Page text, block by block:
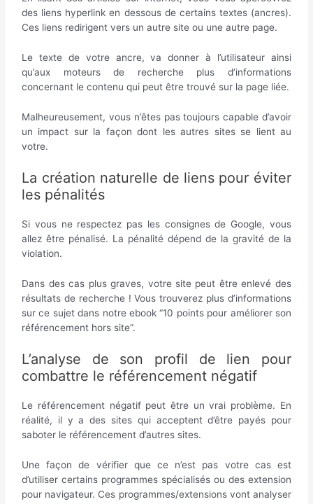
des liens hyperlink en dessous de certains textes (ancres).
Ces liens redirigent vers un autre site ou une autre page.
Le texte de votre ancre, va donner à l’utilisateur ainsi
qu’aux moteurs de recherche plus d’informations
concernant le contenu qui peut être trouvé sur la page liée.
Malheureusement, vous n’êtes pas toujours capable d’avoir
un impact sur la façon dont les autres sites se lient au
votre.
La création naturelle de liens pour éviter
les pénalités
Si vous ne respectez pas les consignes de Google, vous
allez être pénalisé. La pénalité dépend de la gravité de la
violation.
Dans des cas plus graves, votre site peut être enlevé des
résultats de recherche ! Vous trouverez plus d’informations
sur ce sujet dans notre ebook “10 points pour améliorer son
référencement hors site”.
L’analyse de son profil de lien pour
combattre le référencement négatif
Le référencement négatif peut être un vrai problème. En
réalité, il y a des sites qui acceptent d’être payés pour
saboter le référencement d’autres sites.
Une façon de vérifier que ce n’est pas votre cas est
d’utiliser certains programmes spécialisés ou des extension
pour navigateur. Ces programmes/extensions vont analyser